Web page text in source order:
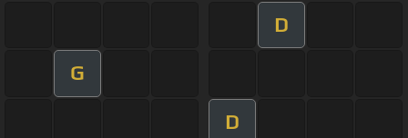
D
G
D